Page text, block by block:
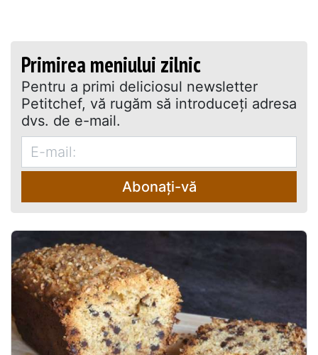
Primirea meniului zilnic
Pentru a primi deliciosul newsletter
Petitchef, vă rugăm să introduceţi adresa
dvs. de e-mail.
Abonați-vă